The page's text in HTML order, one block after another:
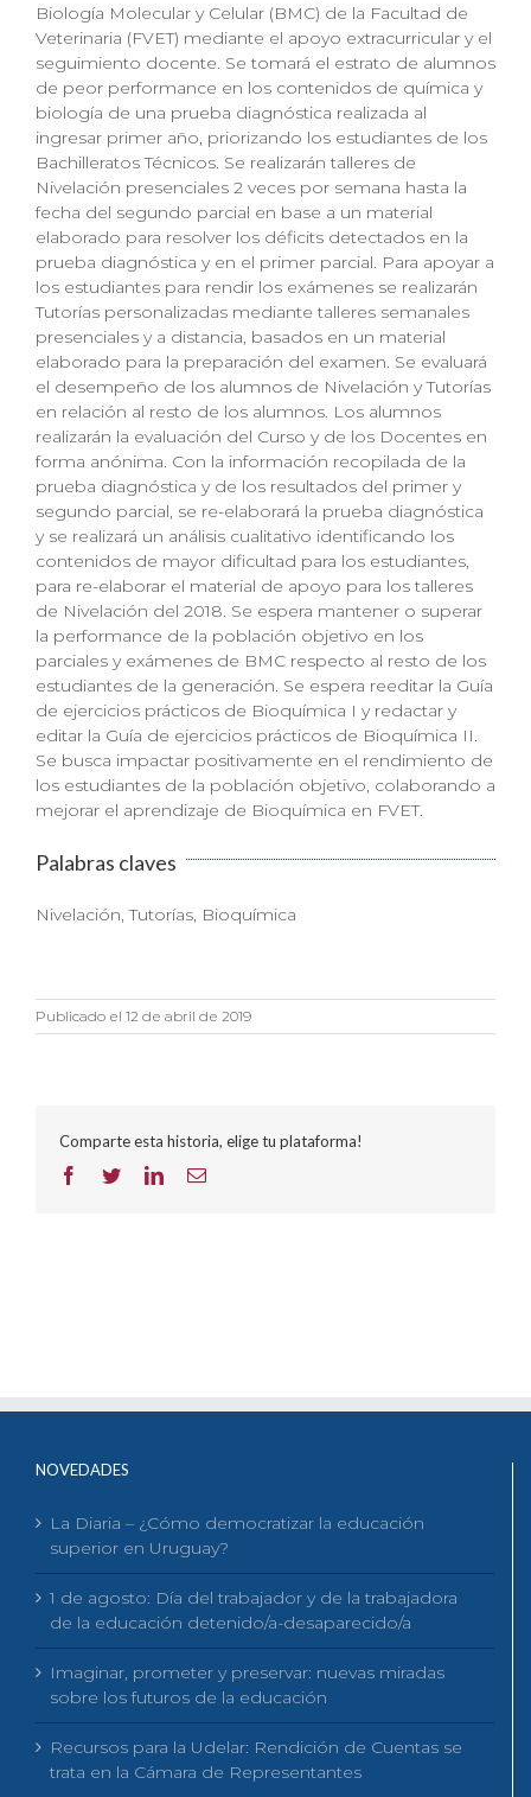
Biología Molecular y Celular (BMC) de la Facultad de
Veterinaria (FVET) mediante el apoyo extracurricular y el
seguimiento docente. Se tomará el estrato de alumnos
de peor performance en los contenidos de química y
biología de una prueba diagnóstica realizada al
ingresar primer año, priorizando los estudiantes de los
Bachilleratos Técnicos. Se realizarán talleres de
Nivelación presenciales 2 veces por semana hasta la
fecha del segundo parcial en base a un material
elaborado para resolver los déficits detectados en la
prueba diagnóstica y en el primer parcial. Para apoyar a
los estudiantes para rendir los exámenes se realizarán
Tutorías personalizadas mediante talleres semanales
presenciales y a distancia, basados en un material
elaborado para la preparación del examen. Se evaluará
el desempeño de los alumnos de Nivelación y Tutorías
en relación al resto de los alumnos. Los alumnos
realizarán la evaluación del Curso y de los Docentes en
forma anónima. Con la información recopilada de la
prueba diagnóstica y de los resultados del primer y
segundo parcial, se re-elaborará la prueba diagnóstica
y se realizará un análisis cualitativo identificando los
contenidos de mayor dificultad para los estudiantes,
para re-elaborar el material de apoyo para los talleres
de Nivelación del 2018. Se espera mantener o superar
la performance de la población objetivo en los
parciales y exámenes de BMC respecto al resto de los
estudiantes de la generación. Se espera reeditar la Guía
de ejercicios prácticos de Bioquímica I y redactar y
editar la Guía de ejercicios prácticos de Bioquímica II.
Se busca impactar positivamente en el rendimiento de
los estudiantes de la población objetivo, colaborando a
mejorar el aprendizaje de Bioquímica en FVET.
Palabras claves
Nivelación, Tutorías, Bioquímica
Publicado el 12 de abril de 2019
Comparte esta historia, elige tu plataforma!
Facebook
TwitterLinkedInCorreo
NOVEDADES
La Diaria – ¿Cómo democratizar la educación
superior en Uruguay?
1 de agosto: Día del trabajador y de la trabajadora
de la educación detenido/a-desaparecido/a
Imaginar, prometer y preservar: nuevas miradas
sobre los futuros de la educación
Recursos para la Udelar: Rendición de Cuentas se
trata en la Cámara de Representantes